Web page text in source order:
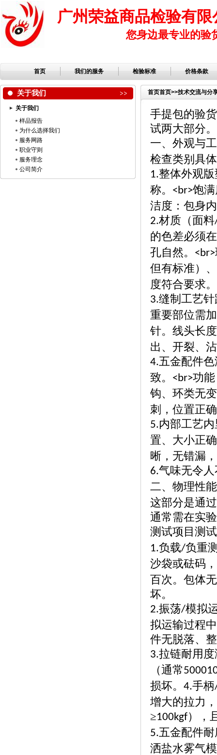
广州荣益商品检验有限
您身边最专业的验
首页 我们的服务 检验标准 价格条款
关于我们
关于我们
样品报告
为什么选择我们
服务网路
职业守则
服务理念
公司简介
首页首页>>技术交流与分
手提包的验
试两大部分
一、外观与
检查类别具
1.整体外观
称。
<br>饱
洁度：包身
2.材质（面料
的色差必须
孔自然。
<br>
但有标准）
度符合要求。
3.缝制工艺
重要部位需
针。线头长
出、开裂、
4.五金配件
致。
<br>功
钩、环类无
刺，位置正
5.内部工艺
置、大小正
晰，无错漏
6.气味无令
二、物理性
这部分是通
通常需在实
测试项目测
1.负载/负重
沙袋或砝码
百次。包体
坏。
2.振荡/模拟
拟运输过程
件无脱落、
3.拉链耐用
（通常
损坏。 4.手柄
增大的拉力
≥100kgf），
5.五金配件
洒盐水雾气